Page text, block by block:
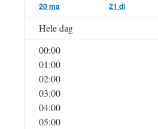
20ma 21 di
Hele dag
00:00
01:00
02:00
03:00
04:00
05:00